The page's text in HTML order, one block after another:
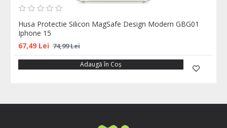
Husa Protectie Silicon MagSafe Design Modern GBG01
Iphone 15
67,49 Lei 74,99 Lei
Adaugă în Coş